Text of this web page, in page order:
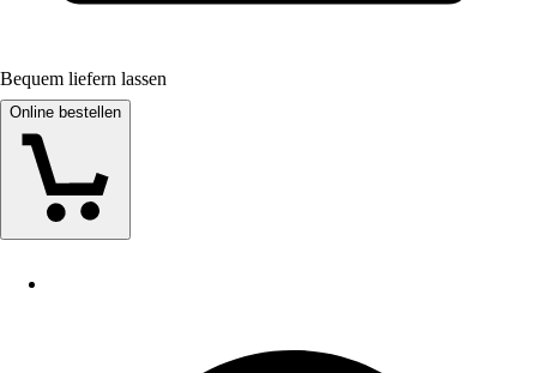
Bequem liefern lassen
Online bestellen